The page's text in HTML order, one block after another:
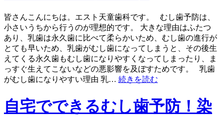
皆さんこんにちは。エスト天童歯科です。 むし歯予防は、
小さいうちから行うのが理想的です。 大きな理由はふたつ
あり、乳歯は永久歯に比べて柔らかいため、むし歯の進行が
とても早いため、乳歯がむし歯になってしまうと、その後生
えてくる永久歯もむし歯になりやすくなってしまったり、ま
っすぐ生えてこないなどの悪影響を及ぼすためです。 乳歯
がむし歯になりやすい理由 乳… 続きを読む
自宅でできるむし歯予防！染